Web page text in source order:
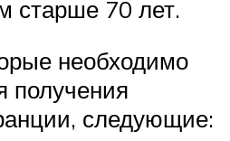
старше 70 лет.
необходимо
получения
следующие: